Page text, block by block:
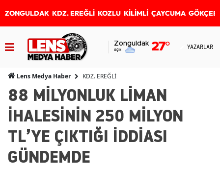
ZONGULDAK KDZ. EREĞLİ KOZLU KİLİMLİ ÇAYCUMA
Zonguldak
Açık 27° YAZARLAR
Lens Medya Haber KDZ. EREĞLİ
88 MİLYONLUK LİMAN
İHALESİNİN 250 MİLYON
TL’YE ÇIKTIĞI İDDİASI
GÜNDEMDE